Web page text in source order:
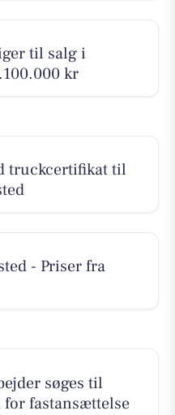
til salg i
kr
truckcertifikat til
- Priser fra
søges til
fastansættelse